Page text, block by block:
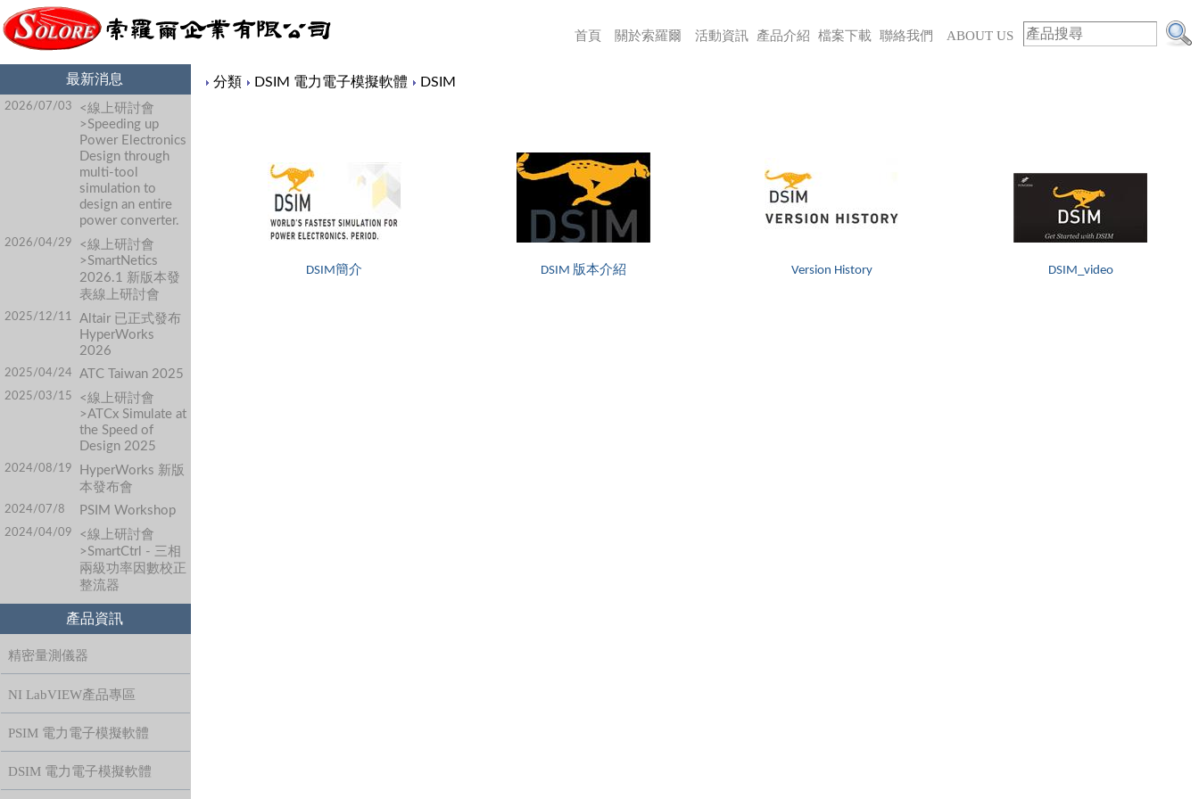
首頁 關於索羅爾 活動資訊 產品介紹 檔案下載 聯絡我們 ABOUT US
最新消息
2026/07/03
<線上研討會
>Speeding up
Power Electronics
Design through
multi-tool
simulation to
design an entire
power converter.
2026/04/29
<線上研討會
>SmartNetics
2026.1 新版本發
表線上研討會
2025/12/11
Altair 已正式發布
HyperWorks
2026
2025/04/24 ATC Taiwan 2025
2025/03/15
<線上研討會
>ATCx Simulate at
the Speed of
Design 2025
2024/08/19
HyperWorks 新版
本發布會
2024/07/8 PSIM Workshop
2024/04/09
<線上研討會
>SmartCtrl - 三相
兩級功率因數校正
整流器
產品資訊
精密量測儀器
NI LabVIEW產品專區
PSIM 電力電子模擬軟體
DSIM 電力電子模擬軟體
Content
分類 DSIM 電力電子模擬軟體 DSIM
DSIM簡介 DSIM 版本介紹 Version History DSIM_video